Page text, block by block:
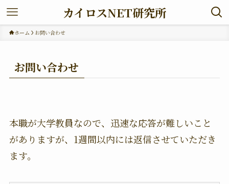
カイロスNET研究所
ホーム お問い合わせ
お問い合わせ
本職が大学教員なので、迅速な応答が難しいこと
がありますが、1週間以内には返信させていただき
ます。